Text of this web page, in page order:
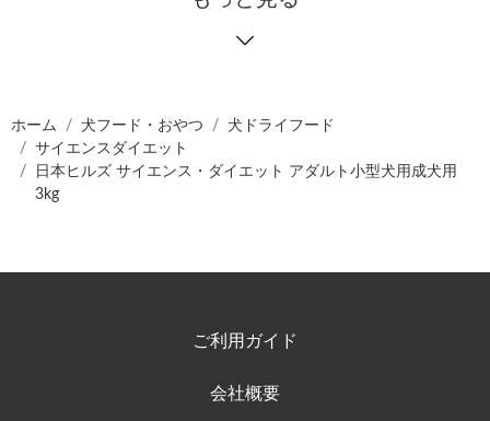
ホーム 犬フード・おやつ
犬ドライフード
サイエンスダイエット
日本ヒルズ サイエンス・ダイエット アダルト小型犬用成犬用
3kg
ご利用ガイド
会社概要